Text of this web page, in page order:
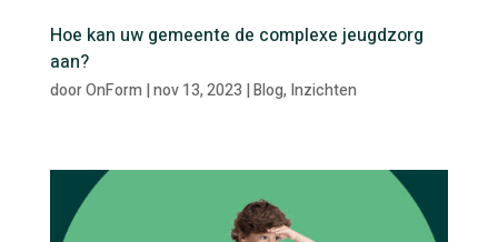
Hoe kan uw gemeente de complexe jeugdzorg
aan?
doorOnForm |nov 13, 2023 |Blog,Inzichten